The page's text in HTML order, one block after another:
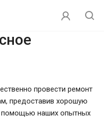
провести ремонт
предоставив хорошую
помощью наших опытных